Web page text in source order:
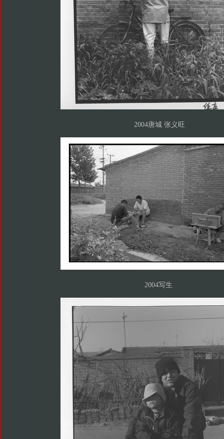
2004唐城 张义旺
2004写生